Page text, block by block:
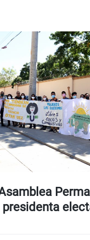
presidenta